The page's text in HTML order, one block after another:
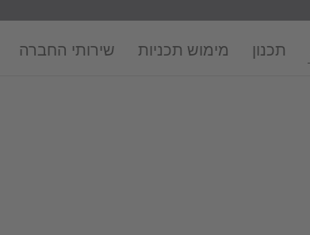
תכנון מימוש תכניות שירותי החברה